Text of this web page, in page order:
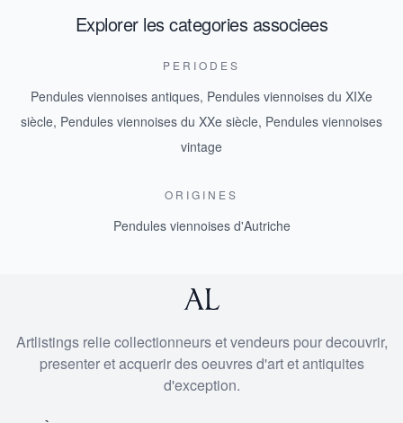
Explorer les categories associees
PERIODES
Pendules viennoises antiques, Pendules viennoises du XIXe
siècle, Pendules viennoises du XXe siècle, Pendules viennoises
vintage
ORIGINES
Pendules viennoises d'Autriche
Artlistings relie collectionneurs et vendeurs pour decouvrir,
presenter et acquerir des oeuvres d'art et antiquites
d'exception.